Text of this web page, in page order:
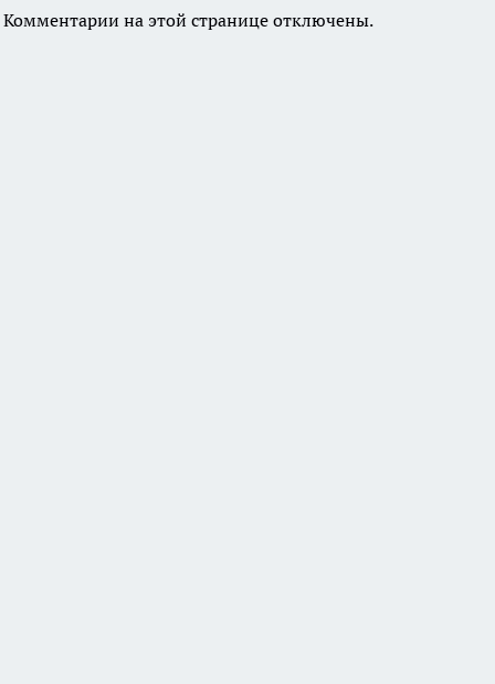
Комментарии на этой странице отключены.